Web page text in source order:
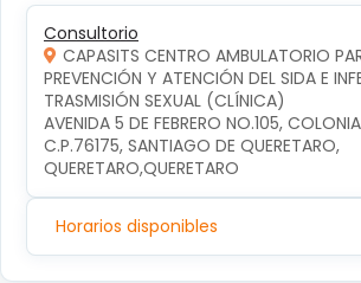
Consultorio
CAPASITS CENTRO AMBULATORIO
PREVENCIÓN Y ATENCIÓN DEL SIDA E
TRASMISIÓN SEXUAL (CLÍNICA)
AVENIDA 5 DE FEBRERO NO.105,
C.P.76175, SANTIAGO DE QUERETARO,
QUERETARO,QUERETARO
Horarios disponibles